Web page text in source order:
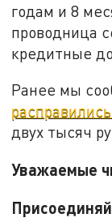
годам и 8
проводница
кредитные
Ранее мы
расправились
двух тысяч
Уважаемые